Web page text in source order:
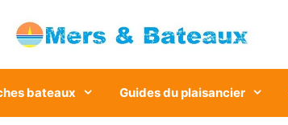
bateaux Guides du plaisancier